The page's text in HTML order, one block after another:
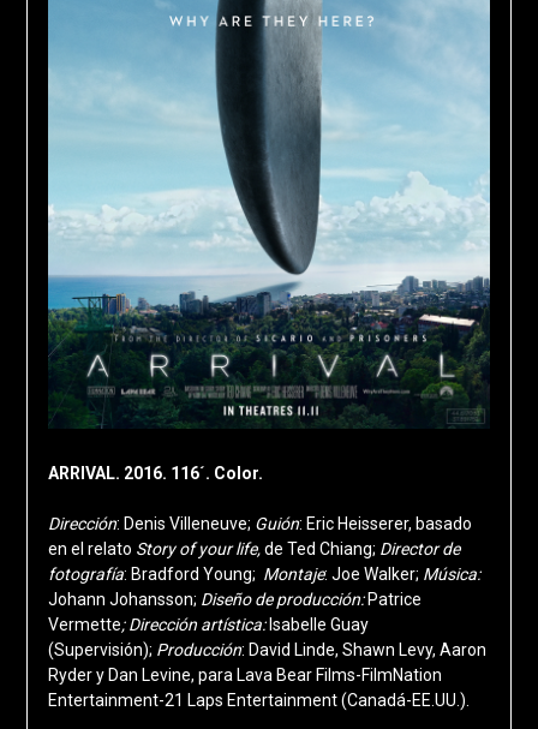
ARRIVAL. 2016. 116´. Color.
Dirección: Denis Villeneuve; Guión: Eric Heisserer, basado
en el relato Story of your life,de Ted Chiang; Director de
fotografía: Bradford Young; Montaje: Joe Walker; Música:
Johann Johansson; Diseño de producción: Patrice
Vermette;Dirección artística: Isabelle Guay
(Supervisión); Producción: David Linde, Shawn Levy, Aaron
Ryder y Dan Levine, para Lava Bear Films-FilmNation
Entertainment-21 Laps Entertainment (Canadá-EE.UU.).